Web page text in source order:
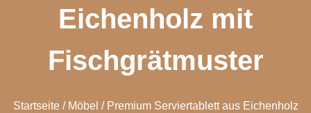
Eichenholz mit
Fischgrätmuster
Startseite/ Möbel / Premium Serviertablett aus Eichenholz